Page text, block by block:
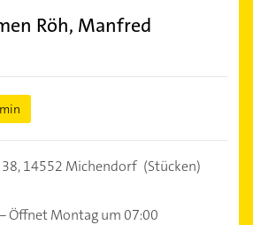
Röh, Manfred
14552 Michendorf (Stücken)
Öffnet Montag um 07:00